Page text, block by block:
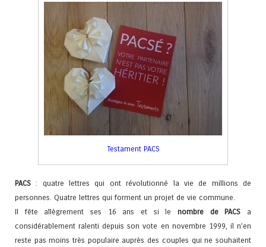
Testament PACS
PACS : quatre lettres qui ont révolutionné la vie de millions de
personnes. Quatre lettres qui forment un projet de vie commune.
Il fête allègrement ses 16 ans et si le nombre de PACS a
considérablement ralenti depuis son vote en novembre 1999, il n’en
reste pas moins très populaire auprès des couples qui ne souhaitent